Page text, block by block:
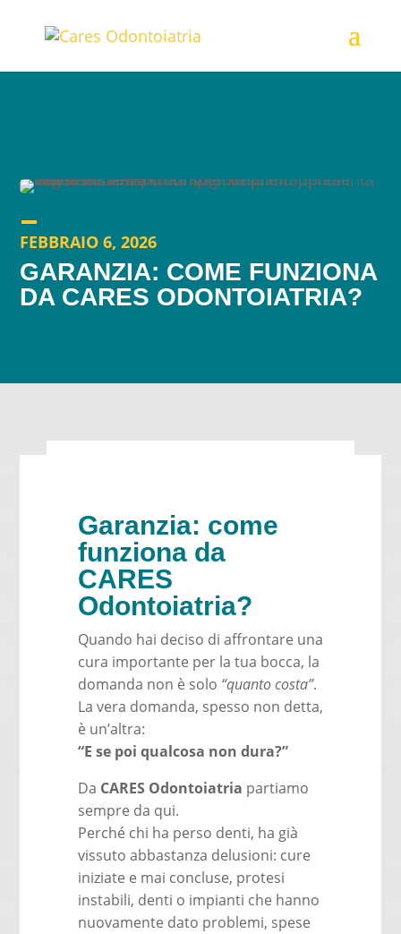
FEBBRAIO 6, 2026
GARANZIA: COME FUNZIONA
DA CARES ODONTOIATRIA?
Garanzia: come
funziona da
CARES
Odontoiatria?
Quando hai deciso di affrontare una
cura importante per la tua bocca, la
domanda non è solo “quanto costa”.
La vera domanda, spesso non detta,
è un’altra:
“E se poi qualcosa non dura?”
Da CARES Odontoiatria partiamo
sempre da qui.
Perché chi ha perso denti, ha già
vissuto abbastanza delusioni: cure
iniziate e mai concluse, protesi
instabili, denti o impianti che hanno
nuovamente dato problemi, spese